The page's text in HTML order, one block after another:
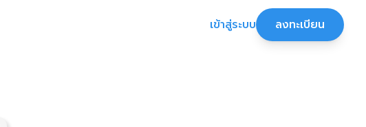
เข้าสู่ระบบ ลงทะเบียน